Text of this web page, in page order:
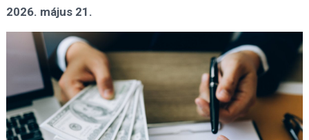
2026. május 21.